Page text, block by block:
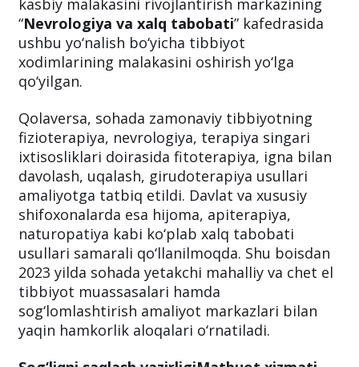
“Nevrologiya va xalq tabobati” kafedrasida
ushbu yo‘nalish bo‘yicha tibbiyot
xodimlarining malakasini oshirish yo‘lga
qo‘yilgan.
Qolaversa, sohada zamonaviy tibbiyotning
fizioterapiya, nevrologiya, terapiya singari
ixtisosliklari doirasida fitoterapiya, igna bilan
davolash, uqalash, girudoterapiya usullari
amaliyotga tatbiq etildi. Davlat va xususiy
shifoxonalarda esa hijoma, apiterapiya,
naturopatiya kabi ko‘plab xalq tabobati
usullari samarali qo‘llanilmoqda. Shu boisdan
2023 yilda sohada yetakchi mahalliy va chet el
tibbiyot muassasalari hamda
sog‘lomlashtirish amaliyot markazlari bilan
yaqin hamkorlik aloqalari o‘rnatiladi.